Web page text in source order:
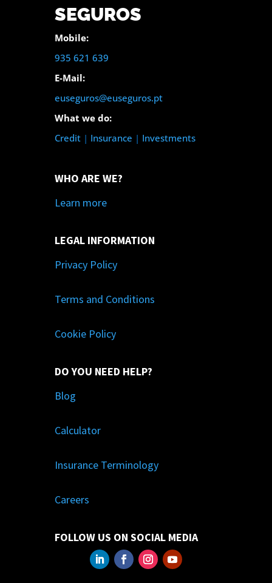
SEGUROS
Mobile:
935 621 639
E-Mail:
euseguros@euseguros.pt
What we do:
Credit| Insurance | Investments
WHO ARE WE?
Learn more
LEGAL INFORMATION
Privacy Policy
Terms and Conditions
Cookie Policy
DO YOU NEED HELP?
Blog
Calculator
Insurance Terminology
Careers
FOLLOW US ON SOCIAL MEDIA